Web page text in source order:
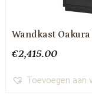
Wandkast
€2,415.00
Toevoegen aan